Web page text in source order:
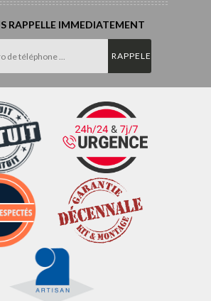
RAPPELLE IMMEDIATEMENT